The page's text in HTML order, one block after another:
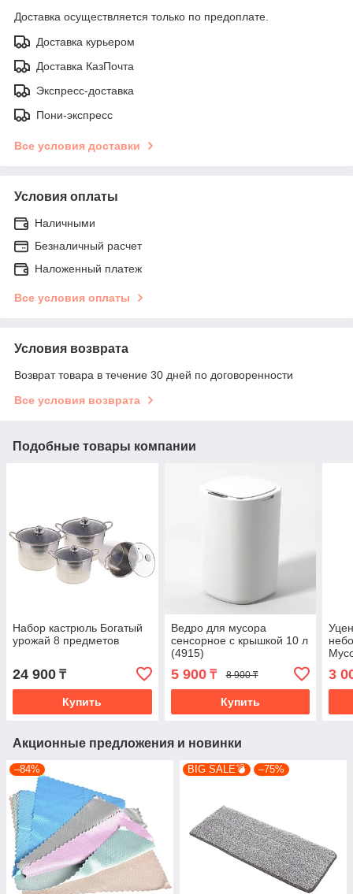
Доставка осуществляется только по предоплате.
Доставка курьером
Доставка КазПочта
Экспресс-доставка
Пони-экспресс
Все условия доставки
Условия оплаты
Наличными
Безналичный расчет
Наложенный платеж
Все условия оплаты
Условия возврата
Возврат товара в течение 30 дней по договоренности
Все условия возврата
Подобные товары компании
Набор кастрюль Богатый
урожай 8 предметов
24 900 ₸
Купить
Ведро для мусора
cенсорное с крышкой 10 л
(4915)
5 900₸ 8 900 ₸
Купить
3
Акционные предложения и новинки
–84% BIG SALE💣 –75%